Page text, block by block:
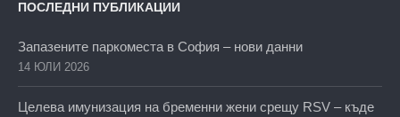
ПОСЛЕДНИ ПУБЛИКАЦИИ
Запазените паркоместа в София – нови данни
14 ЮЛИ 2026
Целева имунизация на бременни жени срещу RSV – къде